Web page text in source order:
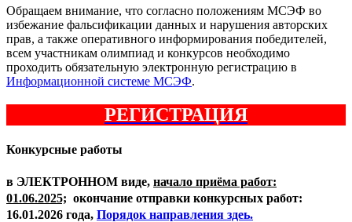
Обращаем внимание, что согласно положениям МСЭФ во
избежание фальсификации данных и нарушения авторских
прав, а также оперативного информирования победителей,
всем участникам олимпиад и конкурсов необходимо
проходить обязательную электронную регистрацию в
Информационной системе МСЭФ.
РЕГИСТРАЦИЯ
Конкурсные работы
в ЭЛЕКТРОННОМ виде, начало приёма работ:
01.06.2025; окончание отправки конкурсных работ:
16.01.2026 года, Порядок направления здеь.